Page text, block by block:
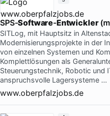
SPS-Software-Entwickler
SITLog, mit Hauptsitz in
Modernisierungsprojekte in der
von einzelnen Systemen und
Komplettlösungen als
Steuerungstechnik, Robotic und
anspruchsvolle Lagersysteme …
www.oberpfalzjobs.de